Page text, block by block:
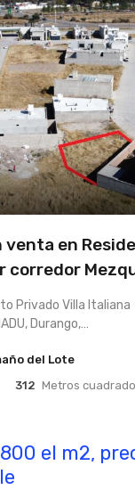
venta en
corredor
Privado Villa Italiana
Durango,…
del Lote
312 Metros
el m2,